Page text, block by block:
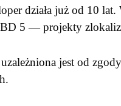
działa już od 10
5 — projekty
jest od